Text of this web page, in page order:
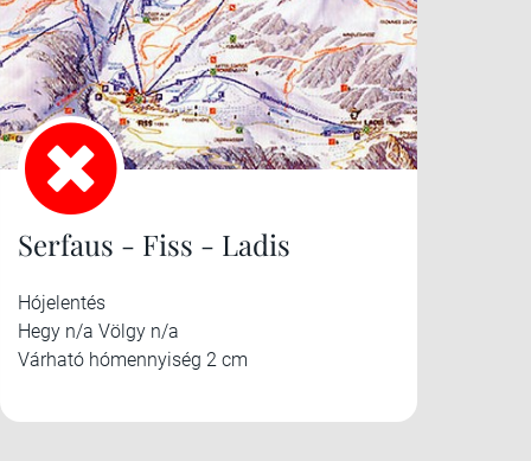
Serfaus - Fiss - Ladis
Hójelentés
Hegy n/a Völgy n/a
Várható hómennyiség 2 cm